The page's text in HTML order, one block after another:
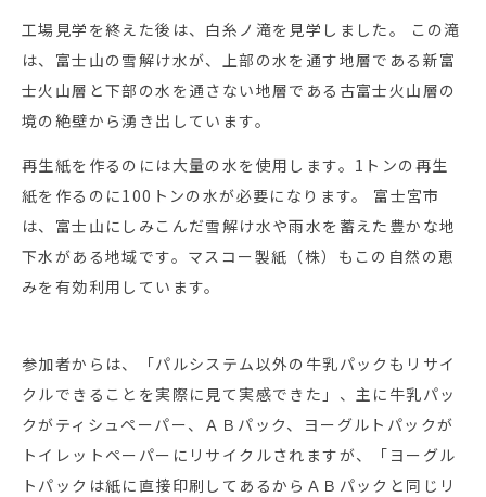
工場見学を終えた後は、白糸ノ滝を見学しました。 この滝
は、富士山の雪解け水が、上部の水を通す地層である新富
士火山層と下部の水を通さない地層である古富士火山層の
境の絶壁から湧き出しています。
再生紙を作るのには大量の水を使用します。1トンの再生
紙を作るのに100トンの水が必要になります。 富士宮市
は、富士山にしみこんだ雪解け水や雨水を蓄えた豊かな地
下水がある地域です。マスコー製紙（株）もこの自然の恵
みを有効利用しています。
参加者からは、「パルシステム以外の牛乳パックもリサイ
クルできることを実際に見て実感できた」、主に牛乳パッ
クがティシュペーパー、ＡＢパック、ヨーグルトパックが
トイレットペーパーにリサイクルされますが、「ヨーグル
トパックは紙に直接印刷してあるからＡＢパックと同じリ